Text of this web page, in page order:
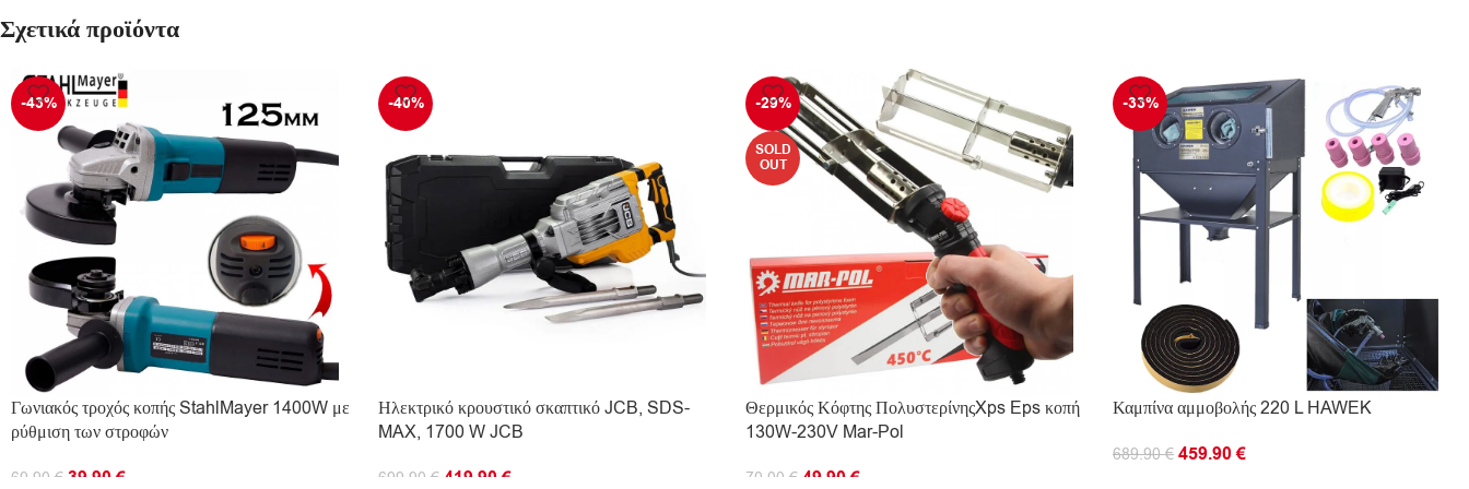
Σχετικά προϊόντα
-43%
Γωνιακός τροχός κοπής StahlMayer 1400W με
ρύθμιση των στροφών
69.90 € 39.90€
-40%
Ηλεκτρικό κρουστικό σκαπτικό JCB, SDS-
MAX, 1700 W JCB
699.90 € 419.90€
-29%
SOLD
OUT
Θερμικός Κόφτης ΠολυστερίνηςXps Eps κοπή
130W-230V Mar-Pol
70.00 € 49.90€
-33%
Καμπίνα αμμοβολής 220 L HAWEK
689.90€ 459.90€